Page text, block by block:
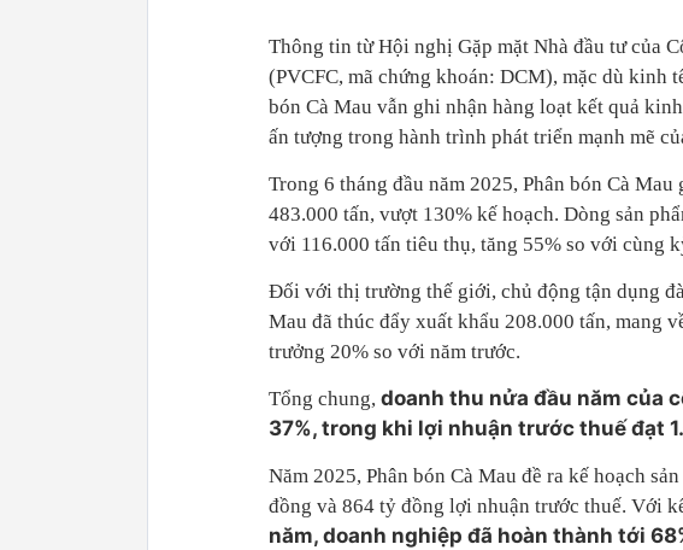
Thông tin từ Hội nghị Gặp mặt Nhà đầu tư của
(PVCFC, mã chứng khoán: DCM), mặc dù kinh
bón Cà Mau vẫn ghi nhận hàng loạt kết quả
ấn tượng trong hành trình phát triển mạnh mẽ
Trong 6 tháng đầu năm 2025, Phân bón Cà
483.000 tấn, vượt 130% kế hoạch. Dòng sản
với 116.000 tấn tiêu thụ, tăng 55% so với cùng
Đối với thị trường thế giới, chủ động tận dụng
Mau đã thúc đẩy xuất khẩu 208.000 tấn, mang
trưởng 20% so với năm trước.
Tổng chung, doanh thu nửa đầu năm của
37%, trong khi lợi nhuận trước thuế đạt
Năm 2025, Phân bón Cà Mau đề ra kế hoạch
đồng và 864 tỷ đồng lợi nhuận trước thuế. Với
năm, doanh nghiệp đã hoàn thành tới